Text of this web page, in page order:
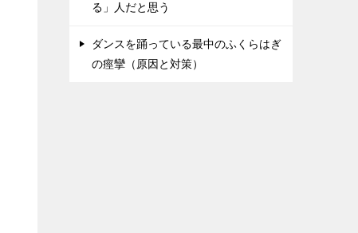
る」人だと思う
ダンスを踊っている最中のふくらはぎ
の痙攣（原因と対策）